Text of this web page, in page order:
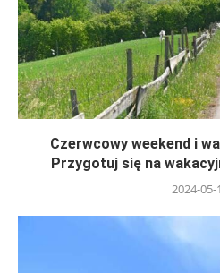
Czerwcowy weekend i
Przygotuj się na
2024-05-